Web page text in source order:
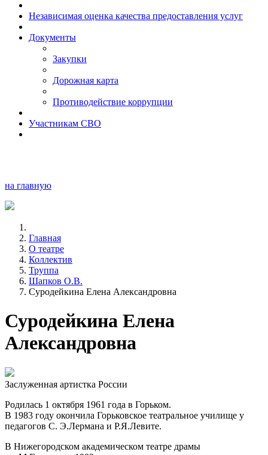
Независимая оценка качества предоставления услуг
Документы
Закупки
Дорожная карта
Противодействие коррупции
Участникам СВО
на главную
Главная
О театре
Коллектив
Труппа
Шапков О.В.
Суродейкина Елена Александровна
Суродейкина Елена
Александровна
Заслуженная артистка России
Родилась 1 октября 1961 года в Горьком.
В 1983 году окончила Горьковское театральное училище у
педагогов С. Э.Лермана и Р.Я.Левите.
В Нижегородском академическом театре драмы